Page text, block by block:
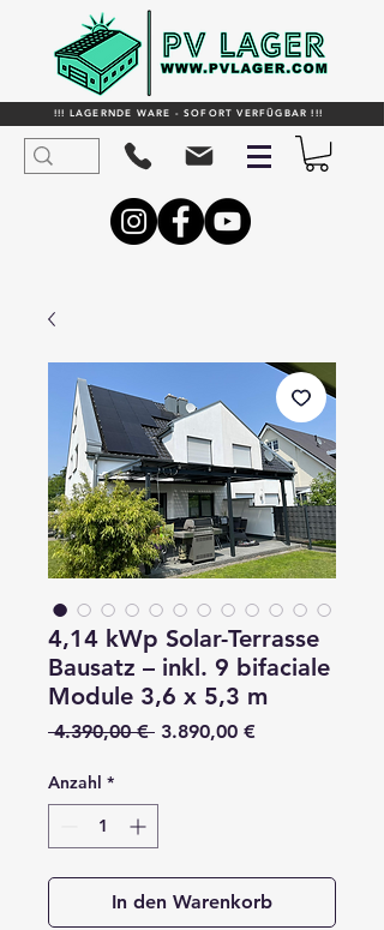
!!! LAGERNDE WARE - SOFORT VERFÜGBAR !!!
4,14 kWp Solar-Terrasse
Bausatz – inkl. 9 bifaciale
Module 3,6 x 5,3 m
4.390,00 € Standardpreis
3.890,00 €
Anzahl *
In den Warenkorb